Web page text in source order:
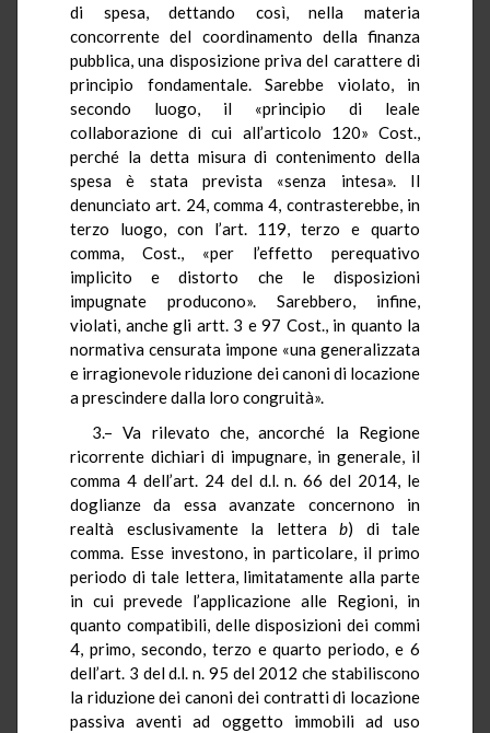
di spesa, dettando così, nella materia
concorrente del coordinamento della finanza
pubblica, una disposizione priva del carattere di
principio fondamentale. Sarebbe violato, in
secondo luogo, il «principio di leale
collaborazione di cui all’articolo 120» Cost.,
perché la detta misura di contenimento della
spesa è stata prevista «senza intesa». Il
denunciato art. 24, comma 4, contrasterebbe, in
terzo luogo, con l’art. 119, terzo e quarto
comma, Cost., «per l’effetto perequativo
implicito e distorto che le disposizioni
impugnate producono». Sarebbero, infine,
violati, anche gli artt. 3 e 97 Cost., in quanto la
normativa censurata impone «una generalizzata
e irragionevole riduzione dei canoni di locazione
a prescindere dalla loro congruità».
3.– Va rilevato che, ancorché la Regione
ricorrente dichiari di impugnare, in generale, il
comma 4 dell’art. 24 del d.l. n. 66 del 2014, le
doglianze da essa avanzate concernono in
realtà esclusivamente la lettera b) di tale
comma. Esse investono, in particolare, il primo
periodo di tale lettera, limitatamente alla parte
in cui prevede l’applicazione alle Regioni, in
quanto compatibili, delle disposizioni dei commi
4, primo, secondo, terzo e quarto periodo, e 6
dell’art. 3 del d.l. n. 95 del 2012 che stabiliscono
la riduzione dei canoni dei contratti di locazione
passiva aventi ad oggetto immobili ad uso